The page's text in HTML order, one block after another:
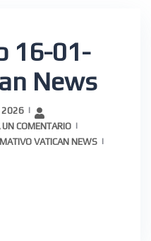
16-01-
News
2026
UN COMENTARIO
VATICAN NEWS
nuestras